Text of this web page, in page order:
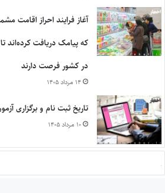
آغاز فرایند احراز اقامت
که پیامک دریافت کرده‌اند
در کشور فرصت دارند
۱۴ مرداد ۱۴۰۵
تاریخ ثبت نام و برگزاری آزمون
۱۰ مرداد ۱۴۰۵